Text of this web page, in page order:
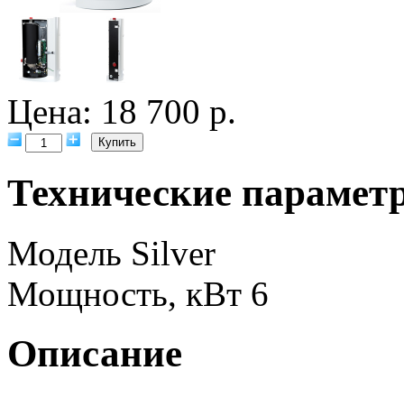
Цена: 18 700 р.
Технические
Модель Silver
Мощность, кВт 6
Описание